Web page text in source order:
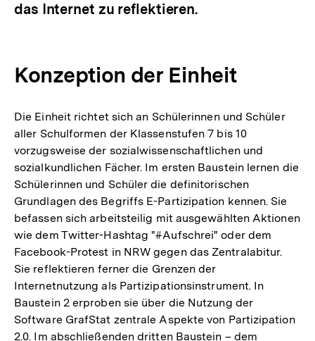
das Internet zu reflektieren.
Konzeption der Einheit
Die Einheit richtet sich an Schülerinnen und Schüler
aller Schulformen der Klassenstufen 7 bis 10
vorzugsweise der sozialwissenschaftlichen und
sozialkundlichen Fächer. Im ersten Baustein lernen die
Schülerinnen und Schüler die definitorischen
Grundlagen des Begriffs E-Partizipation kennen. Sie
befassen sich arbeitsteilig mit ausgewählten Aktionen
wie dem Twitter-Hashtag "#Aufschrei" oder dem
Facebook-Protest in NRW gegen das Zentralabitur.
Sie reflektieren ferner die Grenzen der
Internetnutzung als Partizipationsinstrument. In
Baustein 2 erproben sie über die Nutzung der
Software GrafStat zentrale Aspekte von Partizipation
2.0. Im abschließenden dritten Baustein – dem